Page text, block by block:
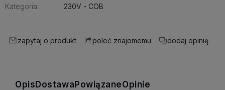
Kategoria:
230V - COB
zapytaj o produkt poleć znajomemu dodaj opinię
OpisDostawaPowiązaneOpinie